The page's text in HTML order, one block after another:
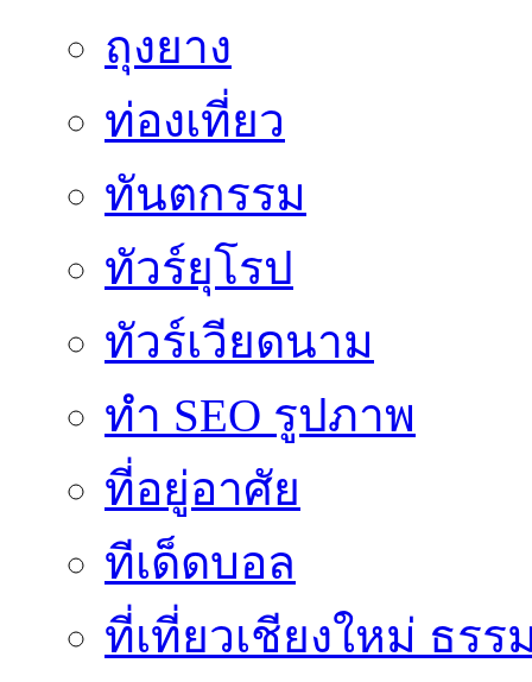
ถุงยาง
ท่องเที่ยว
ทันตกรรม
ทัวร์ยุโรป
ทัวร์เวียดนาม
ทำ SEO รูปภาพ
ที่อยู่อาศัย
ทีเด็ดบอล
ที่เที่ยวเชียงใหม่ ธรร